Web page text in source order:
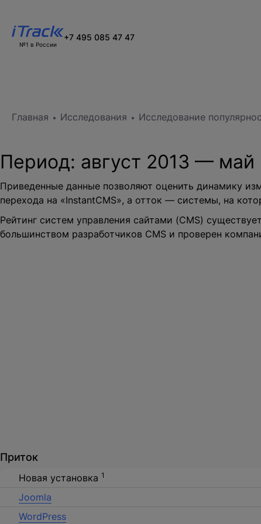
№1 в России
+7 495 085 47 47
Главная Исследования Исследование
Период: август 2013 — май
Приведенные данные позволяют оценить динамику
перехода на «InstantCMS», а отток — системы, на
Рейтинг систем управления сайтами (CMS)
большинством разработчиков CMS и проверен
Приток
Новая установка 1
Joomla
WordPress
Обсудим